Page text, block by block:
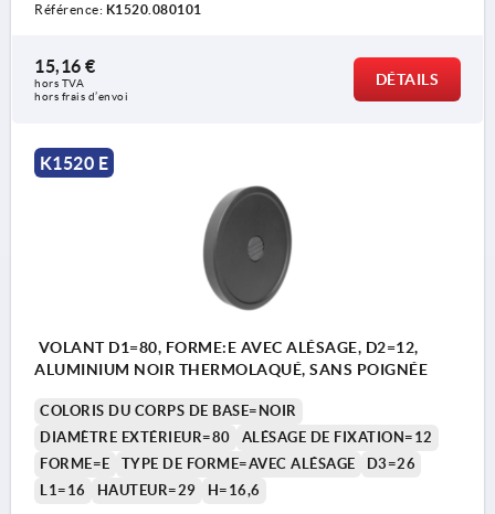
1) Position de l'alésage transversal décalée de
Référence: K1520.080101
15,16 €
hors TVA
hors frais d’envoi
DÉTAILS
K1520 E
VOLANT D1=80, FORME:E AVEC ALÉSAGE, D2=12,
ALUMINIUM NOIR THERMOLAQUÉ, SANS POIGNÉE
COLORIS DU CORPS DE BASE=NOIR
DIAMÈTRE EXTÉRIEUR=80
ALÉSAGE DE FIXATION=12
FORME=E
TYPE DE FORME=AVEC ALÉSAGE
D3=26
L1=16
HAUTEUR=29 H=16,6